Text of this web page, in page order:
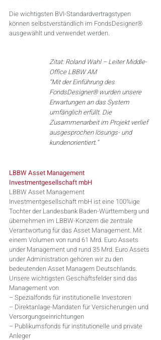
Die wichtigsten BVI-Standardvertragstypen
können selbstverständlich im FondsDesigner®
ausgewählt und verwendet werden.
Zitat: Roland Wahl – Leiter Middle-
Office LBBW AM
“Mit der Einführung des
FondsDesigner® wurden unsere
Erwartungen an das System
umfänglich erfüllt. Die
Zusammenarbeit im Projekt verlief
ausgesprochen lösungs- und
kundenorientiert.”
LBBW Asset Management
Investmentgesellschaft mbH
LBBW Asset Management
Investmentgesellschaft mbH ist eine 100%ige
Tochter der Landesbank Baden-Württemberg und
übernehmen im LBBW-Konzern die zentrale
Verantwortung für das Asset Management. Mit
einem Volumen von rund 61 Mrd. Euro Assets
under Management und rund 35 Mrd. Euro Assets
under Administration gehören wir zu den
bedeutenden Asset Managern Deutschlands.
Unsere wichtigsten Geschäftsfelder sind das
Management von
– Spezialfonds für institutionelle Investoren
– Direktanlage-Mandaten für Versicherungen und
Versorgungseinrichtungen
– Publikumsfonds für institutionelle und private
Anleger